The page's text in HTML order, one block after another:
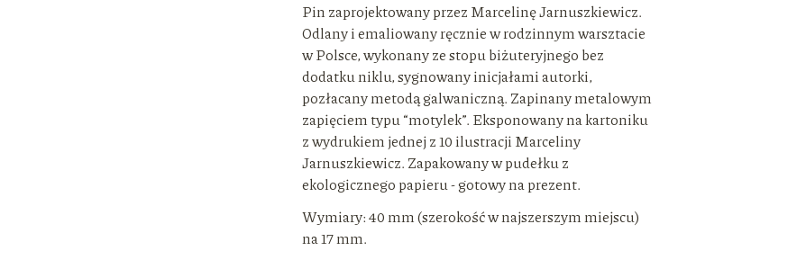
Pin zaprojektowany przez Marcelinę Jarnuszkiewicz.
Odlany i emaliowany ręcznie w rodzinnym warsztacie
w Polsce, wykonany ze stopu biżuteryjnego bez
dodatku niklu, sygnowany inicjałami autorki,
pozłacany metodą galwaniczną. Zapinany metalowym
zapięciem typu “motylek”. Eksponowany na kartoniku
z wydrukiem jednej z 10 ilustracji Marceliny
Jarnuszkiewicz. Zapakowany w pudełku z
ekologicznego papieru - gotowy na prezent.
Wymiary: 40 mm (szerokość w najszerszym miejscu)
na 17 mm.